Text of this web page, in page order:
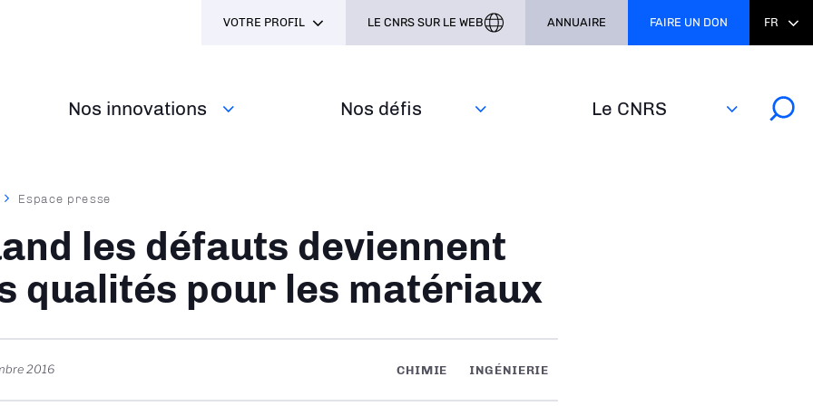
Nos innovations Nos défis‎ Le CNRS
VOTRE PROFIL LE CNRS SUR LE WEB ANNUAIRE FAIRE UN DON FR
Espace presse
les défauts deviennent
qualités pour les matériaux
2016 CHIMIE INGÉNIERIE